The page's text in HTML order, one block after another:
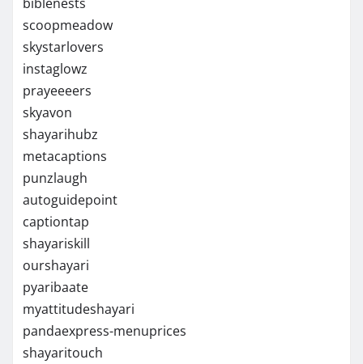
scoopmeadow
skystarlovers
instaglowz
prayeeeers
skyavon
shayarihubz
metacaptions
punzlaugh
autoguidepoint
captiontap
shayariskill
ourshayari
pyaribaate
myattitudeshayari
pandaexpress-menuprices
shayaritouch